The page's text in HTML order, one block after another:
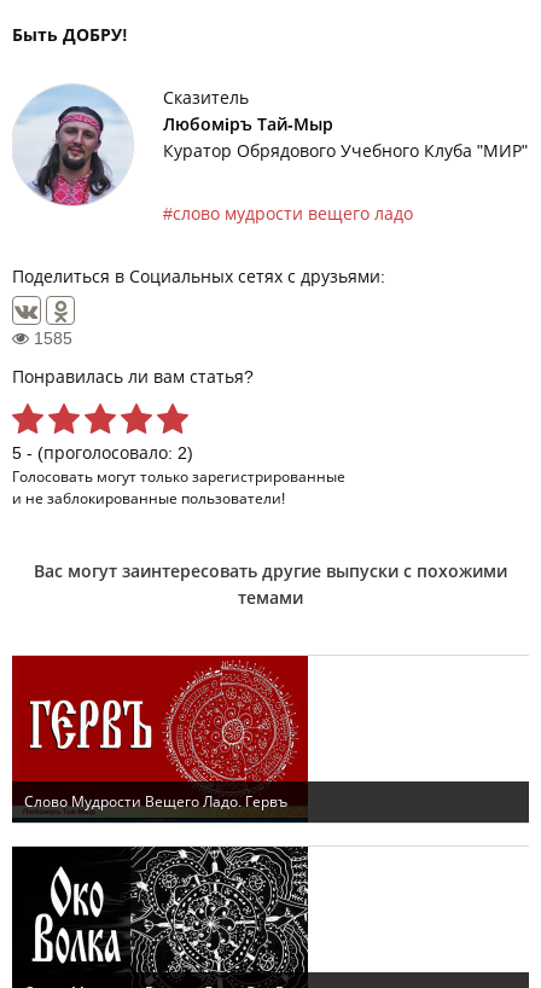
Быть ДОБРУ!
Сказитель
Любомiръ Тай-Мыр
Куратор Обрядового Учебного Клуба "МИР"
слово мудрости вещего ладо
Поделиться в Социальных сетях с друзьями:
1585
Понравилась ли вам статья?
5 - (проголосовало: 2)
Голосовать могут только зарегистрированные
и не заблокированные пользователи!
Вас могут заинтересовать другие выпуски с похожими
темами